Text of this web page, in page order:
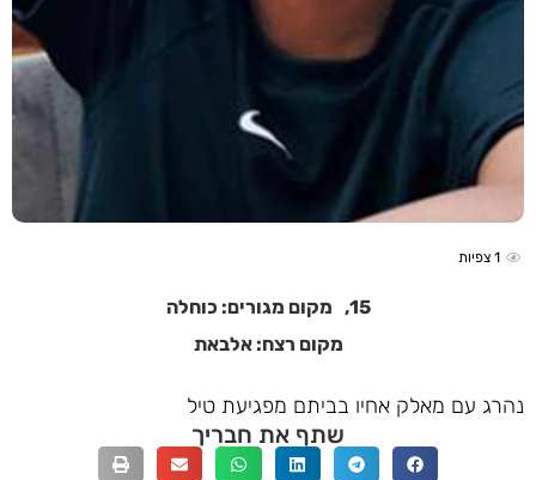
1 צפיות
15,
מקום מגורים: כוחלה
מקום רצח: אלבאת
נהרג עם מאלק אחיו בביתם מפגיעת טיל
שתף את חבריך